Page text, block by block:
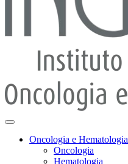
Oncologia e Hematologia
Oncologia
Hematologia